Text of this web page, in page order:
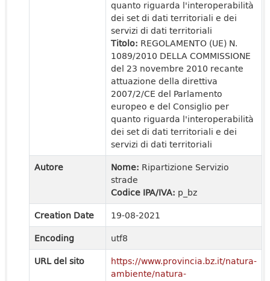
quanto riguarda l'interoperabilità
dei set di dati territoriali e dei
servizi di dati territoriali
Titolo: REGOLAMENTO (UE) N.
1089/2010 DELLA COMMISSIONE
del 23 novembre 2010 recante
attuazione della direttiva
2007/2/CE del Parlamento
europeo e del Consiglio per
quanto riguarda l'interoperabilità
dei set di dati territoriali e dei
servizi di dati territoriali
Autore
Nome: Ripartizione Servizio
strade
Codice IPA/IVA: p_bz
Creation Date
19-08-2021
Encoding
utf8
URL del sito
https://www.provincia.bz.it/natura-
ambiente/natura-